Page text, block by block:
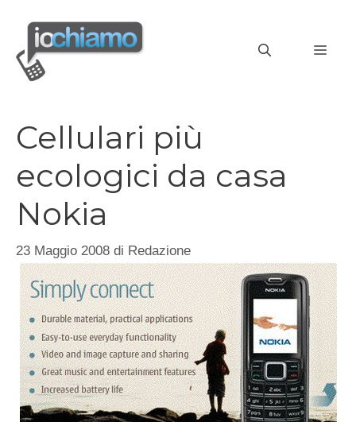
contenuto
Cellulari più
ecologici da casa
Nokia
23 Maggio 2008 di Redazione